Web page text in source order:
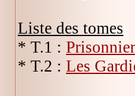
Liste des tomes
* T.1 :
* T.2 : Les